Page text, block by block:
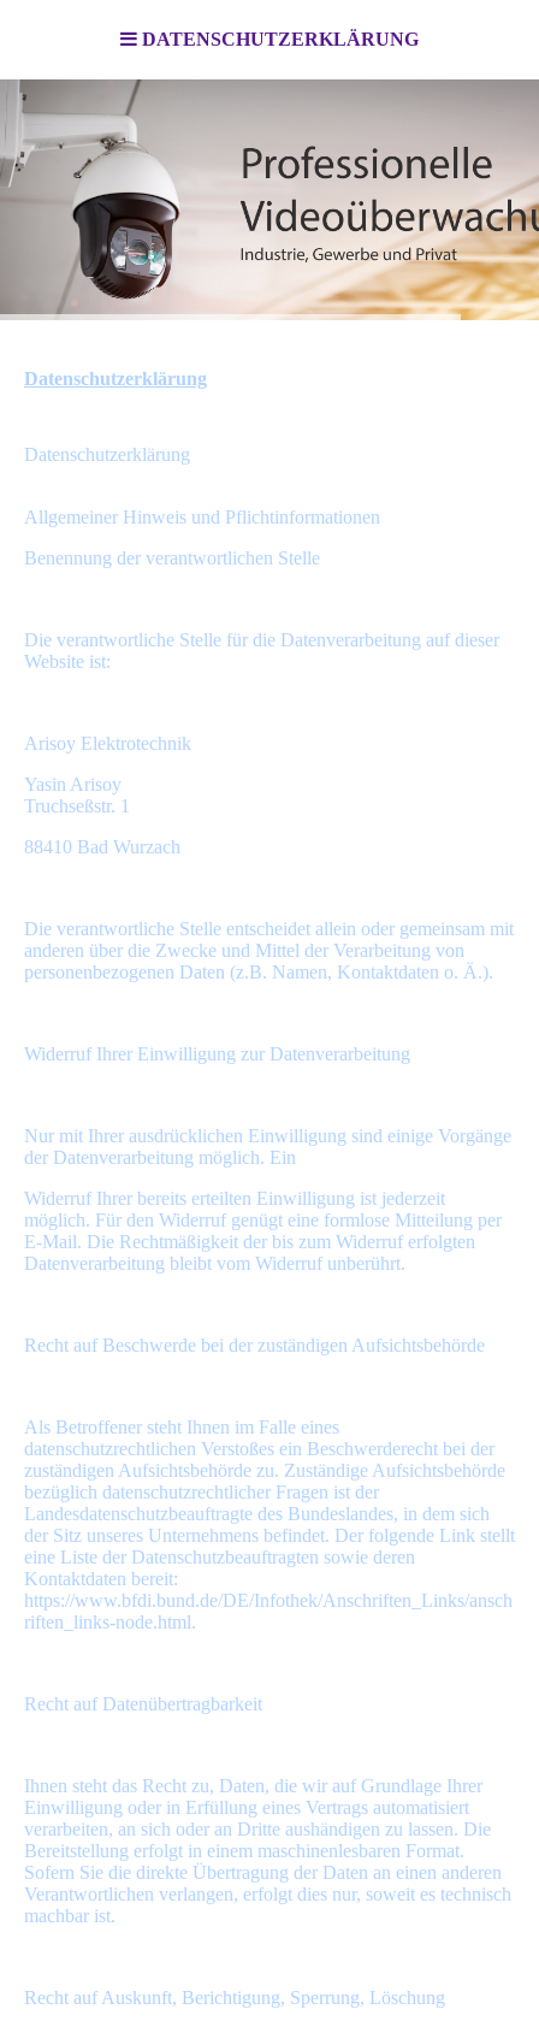
DATENSCHUTZERKLÄRUNG
Datenschutzerklärung
Datenschutzerklärung
Allgemeiner Hinweis und Pflichtinformationen
Benennung der verantwortlichen Stelle
Die verantwortliche Stelle für die Datenverarbeitung auf dieser
Website ist:
Arisoy Elektrotechnik
Yasin Arisoy
Truchseßstr. 1
88410 Bad Wurzach
Die verantwortliche Stelle entscheidet allein oder gemeinsam mit
anderen über die Zwecke und Mittel der Verarbeitung von
personenbezogenen Daten (z.B. Namen, Kontaktdaten o. Ä.).
Widerruf Ihrer Einwilligung zur Datenverarbeitung
Nur mit Ihrer ausdrücklichen Einwilligung sind einige Vorgänge
der Datenverarbeitung möglich. Ein
Widerruf Ihrer bereits erteilten Einwilligung ist jederzeit
möglich. Für den Widerruf genügt eine formlose Mitteilung per
E-Mail. Die Rechtmäßigkeit der bis zum Widerruf erfolgten
Datenverarbeitung bleibt vom Widerruf unberührt.
Recht auf Beschwerde bei der zuständigen Aufsichtsbehörde
Als Betroffener steht Ihnen im Falle eines
datenschutzrechtlichen Verstoßes ein Beschwerderecht bei der
zuständigen Aufsichtsbehörde zu. Zuständige Aufsichtsbehörde
bezüglich datenschutzrechtlicher Fragen ist der
Landesdatenschutzbeauftragte des Bundeslandes, in dem sich
der Sitz unseres Unternehmens befindet. Der folgende Link stellt
eine Liste der Datenschutzbeauftragten sowie deren
Kontaktdaten bereit:
https://www.bfdi.bund.de/DE/Infothek/Anschriften_Links/ansch
riften_links-node.html.
Recht auf Datenübertragbarkeit
Ihnen steht das Recht zu, Daten, die wir auf Grundlage Ihrer
Einwilligung oder in Erfüllung eines Vertrags automatisiert
verarbeiten, an sich oder an Dritte aushändigen zu lassen. Die
Bereitstellung erfolgt in einem maschinenlesbaren Format.
Sofern Sie die direkte Übertragung der Daten an einen anderen
Verantwortlichen verlangen, erfolgt dies nur, soweit es technisch
machbar ist.
Recht auf Auskunft, Berichtigung, Sperrung, Löschung